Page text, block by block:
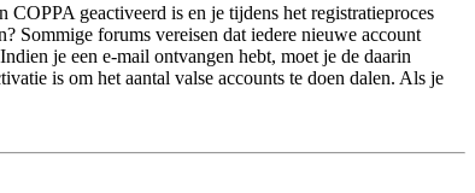
geactiveerd is en je tijdens het registratieproces
Sommige forums vereisen dat iedere nieuwe account
je een e-mail ontvangen hebt, moet je de daarin
is om het aantal valse accounts te doen dalen. Als je